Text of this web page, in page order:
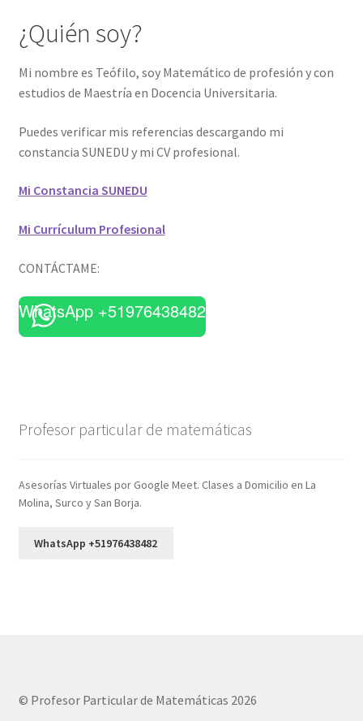
¿Quién soy?
Mi nombre es Teófilo, soy Matemático de profesión y con
estudios de Maestría en Docencia Universitaria.
Puedes verificar mis referencias descargando mi
constancia SUNEDU y mi CV profesional.
Mi Constancia SUNEDU
Mi Currículum Profesional
CONTÁCTAME:
WhatsApp +51976438482
Profesor particular de matemáticas
Asesorías Virtuales por Google Meet. Clases a Domicilio en La
Molina, Surco y San Borja.
WhatsApp +51976438482
© Profesor Particular de Matemáticas 2026